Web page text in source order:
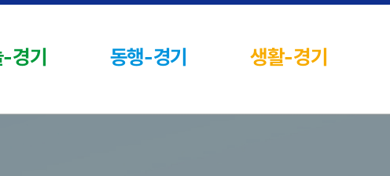
경기 동행-경기 생활-경기